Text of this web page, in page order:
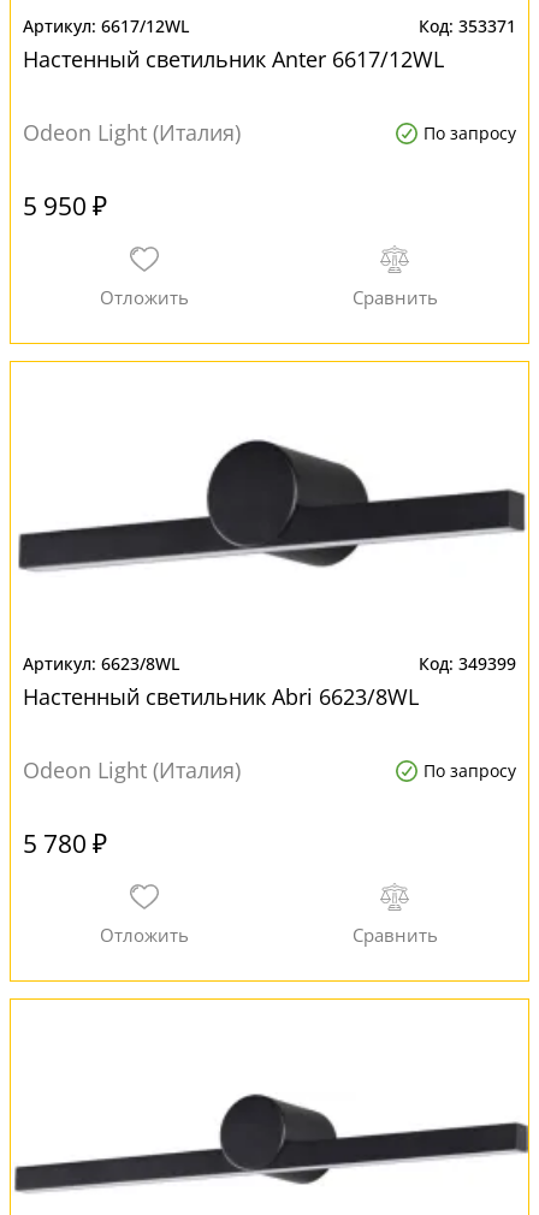
6617/12WL 353371
Настенный светильник Anter 6617/12WL
Odeon Light (Италия) По запросу
5 950 ₽
6623/8WL 349399
Настенный светильник Abri 6623/8WL
Odeon Light (Италия) По запросу
5 780 ₽